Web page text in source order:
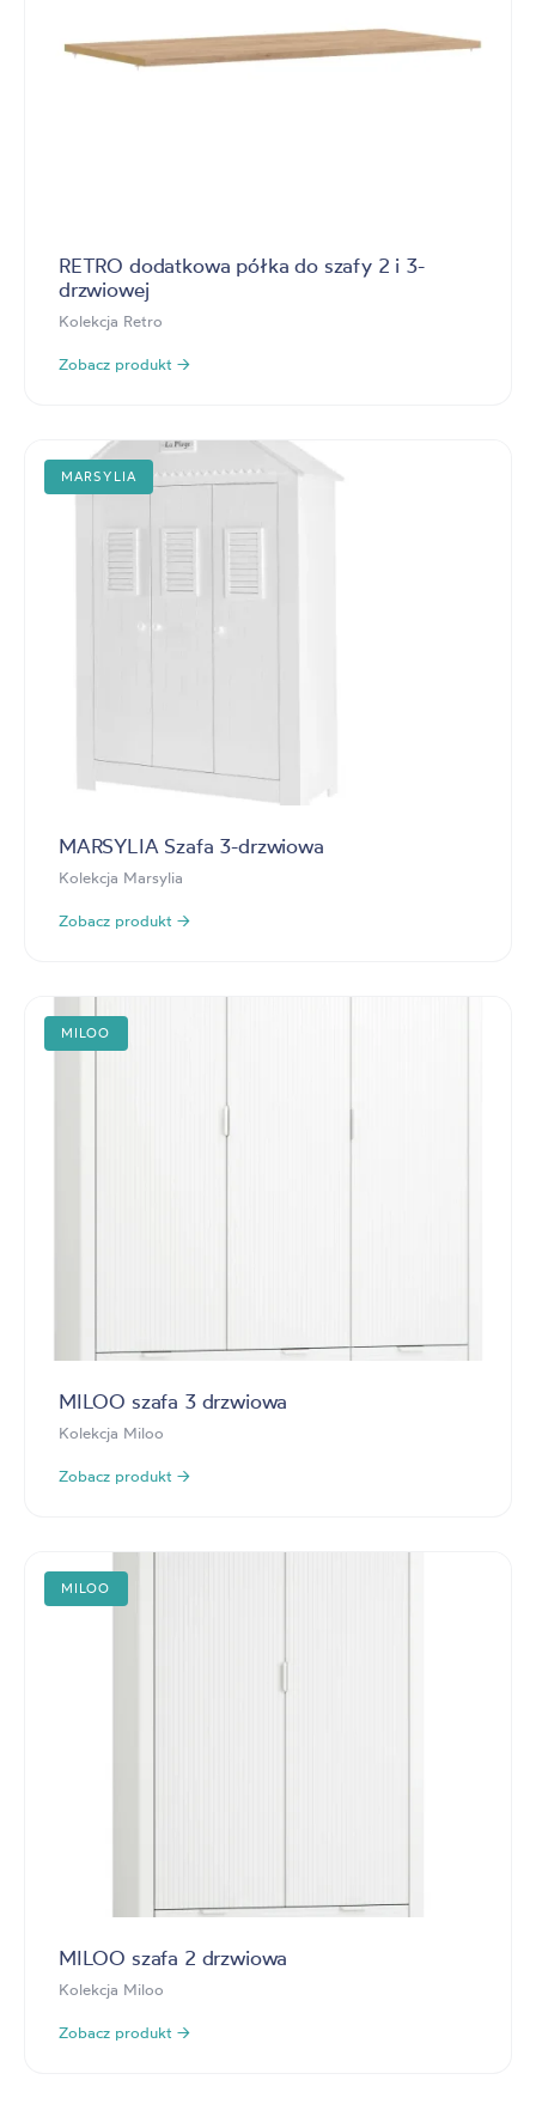
RETRO dodatkowa półka do szafy 2 i 3-
drzwiowej
Kolekcja Retro
Zobacz produkt →
MARSYLIA
MARSYLIA Szafa 3-drzwiowa
Kolekcja Marsylia
Zobacz produkt →
MILOO
MILOO szafa 3 drzwiowa
Kolekcja Miloo
Zobacz produkt →
MILOO
MILOO szafa 2 drzwiowa
Kolekcja Miloo
Zobacz produkt →